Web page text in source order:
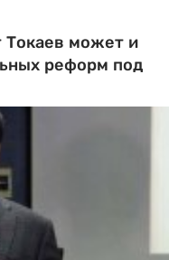
Токаев может и
реформ под